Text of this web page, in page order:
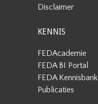
Disclaimer
KENNIS
FEDAcademie
FEDA BI Portal
FEDA Kennisbank
Publicaties